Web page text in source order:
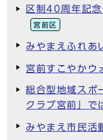
区制40周年記
宮前区
みやまえふれあ
宮前すこやかウ
総合型地域スポ
クラブ宮前」で
みやまえ市民活